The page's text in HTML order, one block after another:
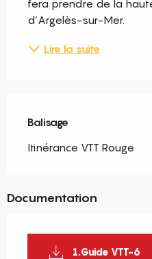
fera prendre de la
d’Argelès-sur-Mer.
Lire la suite
Balisage
Itinérance VTT Rouge
Documentation
1.Guide VTT-6